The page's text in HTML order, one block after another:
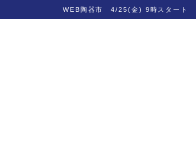
WEB陶器市 4/25(金) 9時スタート